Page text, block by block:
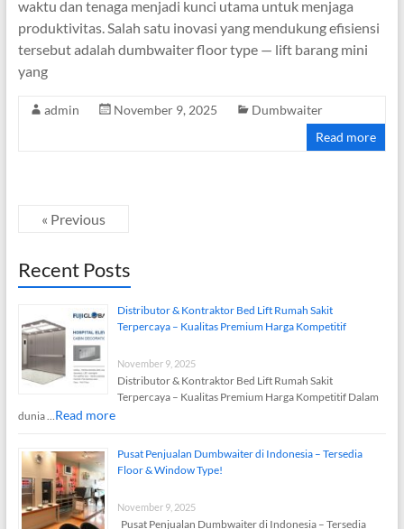
waktu dan tenaga menjadi kunci utama untuk menjaga
produktivitas. Salah satu inovasi yang mendukung efisiensi
tersebut adalah dumbwaiter floor type — lift barang mini
yang
admin November 9, 2025
Dumbwaiter
Read more
« Previous
Recent Posts
Distributor & Kontraktor Bed Lift Rumah Sakit
Terpercaya – Kualitas Premium Harga Kompetitif
November 9, 2025
Distributor & Kontraktor Bed Lift Rumah Sakit
Terpercaya – Kualitas Premium Harga Kompetitif Dalam
dunia … Read more
Pusat Penjualan Dumbwaiter di Indonesia – Tersedia
Floor & Window Type!
November 9, 2025
Pusat Penjualan Dumbwaiter di Indonesia – Tersedia